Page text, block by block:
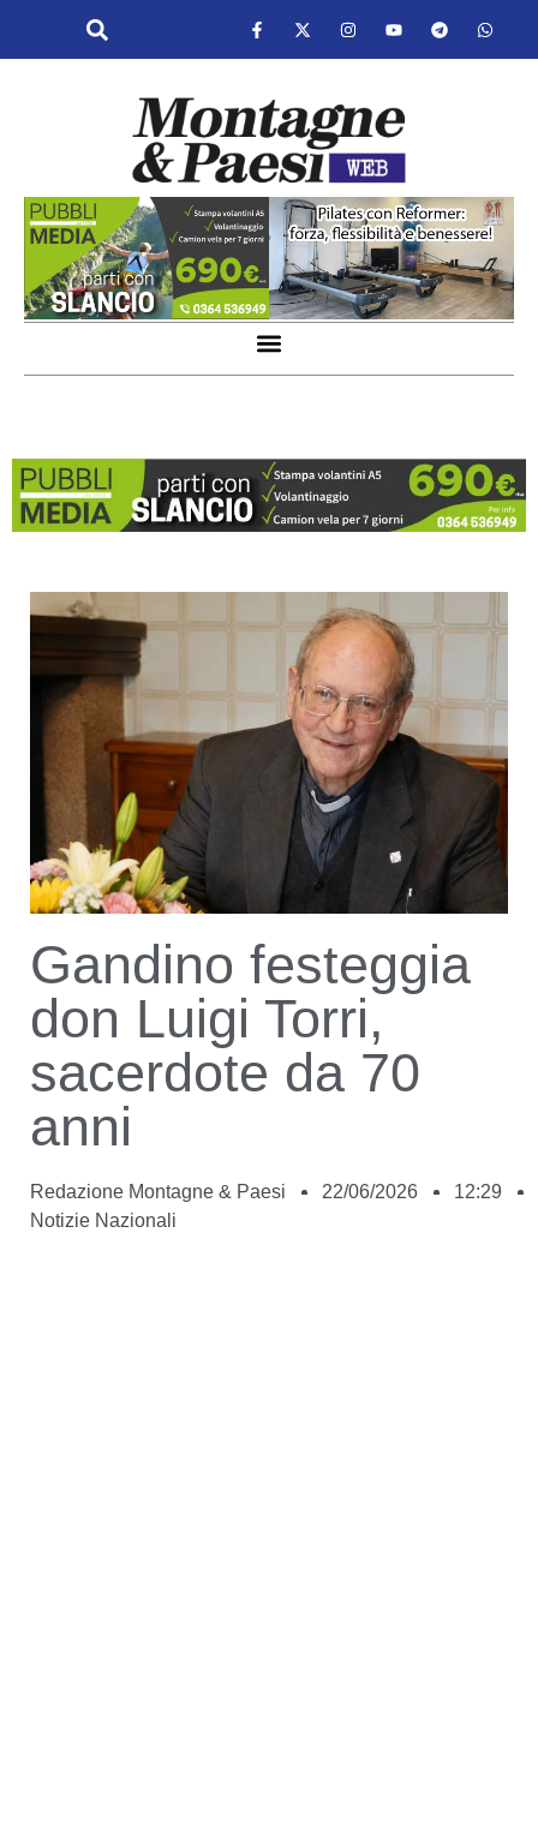
Gandino festeggia
don Luigi Torri,
sacerdote da 70
anni
Redazione Montagne & Paesi 22/06/2026
12:29
Notizie Nazionali